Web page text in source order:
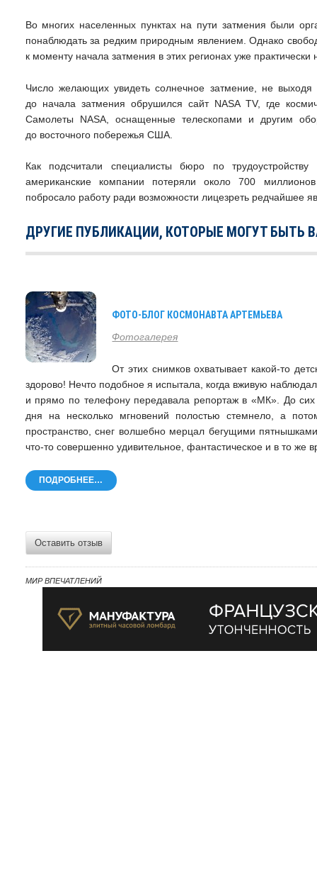
Во многих населенных пунктах на пути затмения были
понаблюдать за редким природным явлением. Однако
к моменту начала затмения в этих регионах уже практически
Число желающих увидеть солнечное затмение, не выходя
до начала затмения обрушился сайт NASA TV, где
Самолеты NASA, оснащенные телескопами и другим
до восточного побережья США.
Как подсчитали специалисты бюро по
американские компании потеряли около 700
побросало работу ради возможности лицезреть редчайшее
ДРУГИЕ ПУБЛИКАЦИИ, КОТОРЫЕ МОГУТ БЫТЬ
ФОТО-БЛОГ КОСМОНАВТА АРТЕМЬЕВА
Фотогалерея
От этих снимков охватывает какой-то
здорово! Нечто подобное я испытала, когда вживую
и прямо по телефону передавала репортаж в «МК». До
дня на несколько мгновений полостью стемнело, а
пространство, снег волшебно мерцал бегущими
что-то совершенно удивительное, фантастическое и в то
ПОДРОБНЕЕ…
Оставить отзыв
МИР ВПЕЧАТЛЕНИЙ